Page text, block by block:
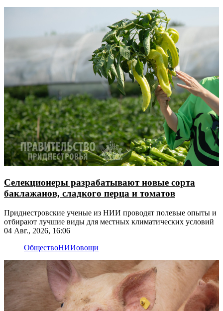
Селекционеры разрабатывают новые сорта
баклажанов, сладкого перца и томатов
Приднестровские ученые из НИИ проводят полевые опыты и
отбирают лучшие виды для местных климатических условий
04 Авг., 2026, 16:06
ОбществоНИИовощи